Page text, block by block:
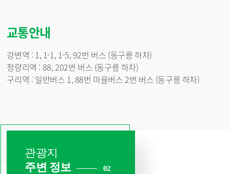
교통안내
강변역 : 1, 1-1, 1-5, 92번 버스 (동구릉 하차)
청량리역 : 88, 202번 버스 (동구릉 하차)
구리역 : 일반버스 1, 88번 마을버스 2번 버스 (동구릉 하차)
관광지
주변 정보
02